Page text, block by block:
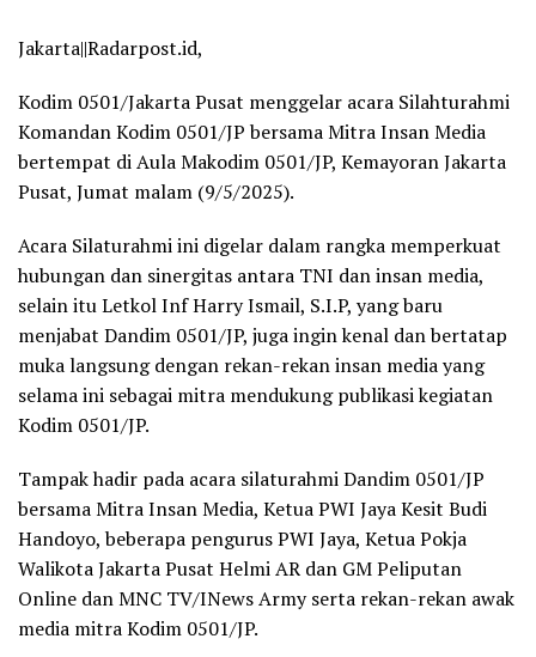
Jakarta||Radarpost.id,
Kodim 0501/Jakarta Pusat menggelar acara Silahturahmi
Komandan Kodim 0501/JP bersama Mitra Insan Media
bertempat di Aula Makodim 0501/JP, Kemayoran Jakarta
Pusat, Jumat malam (9/5/2025).
Acara Silaturahmi ini digelar dalam rangka memperkuat
hubungan dan sinergitas antara TNI dan insan media,
selain itu Letkol Inf Harry Ismail, S.I.P, yang baru
menjabat Dandim 0501/JP, juga ingin kenal dan bertatap
muka langsung dengan rekan-rekan insan media yang
selama ini sebagai mitra mendukung publikasi kegiatan
Kodim 0501/JP.
Tampak hadir pada acara silaturahmi Dandim 0501/JP
bersama Mitra Insan Media, Ketua PWI Jaya Kesit Budi
Handoyo, beberapa pengurus PWI Jaya, Ketua Pokja
Walikota Jakarta Pusat Helmi AR dan GM Peliputan
Online dan MNC TV/INews Army serta rekan-rekan awak
media mitra Kodim 0501/JP.